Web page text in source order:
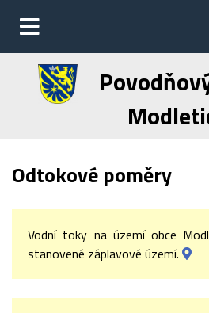
Odtokové poměry
Vodní toky na území obce
stanovené záplavové území.